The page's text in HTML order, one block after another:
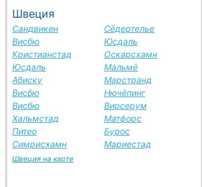
Швеция
Сандвикен
Сёдертелье
Висбю
Юсдаль
Кристианстад
Оскарсхамн
Юсдаль
Мальмё
Абиску
Марстранд
Висбю
Нючёпинг
Висбю
Вирсерум
Хальмстад
Матфорс
Питео
Бурос
Симрисхамн
Мариестад
Швеция на карте